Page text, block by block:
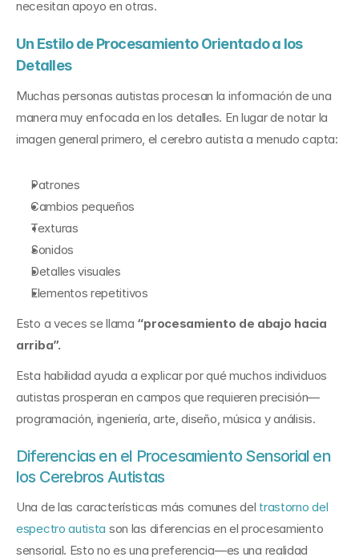
necesitan apoyo en otras.
Un Estilo de Procesamiento Orientado a los
Detalles
Muchas personas autistas procesan la información de una
manera muy enfocada en los detalles. En lugar de notar la
imagen general primero, el cerebro autista a menudo capta:
Patrones
Cambios pequeños
Texturas
Sonidos
Detalles visuales
Elementos repetitivos
Esto a veces se llama “procesamiento de abajo hacia
arriba”.
Esta habilidad ayuda a explicar por qué muchos individuos
autistas prosperan en campos que requieren precisión—
programación, ingeniería, arte, diseño, música y análisis.
Diferencias en el Procesamiento Sensorial en
los Cerebros Autistas
Una de las características más comunes del trastorno del
espectro autista son las diferencias en el procesamiento
sensorial. Esto no es una preferencia—es una realidad